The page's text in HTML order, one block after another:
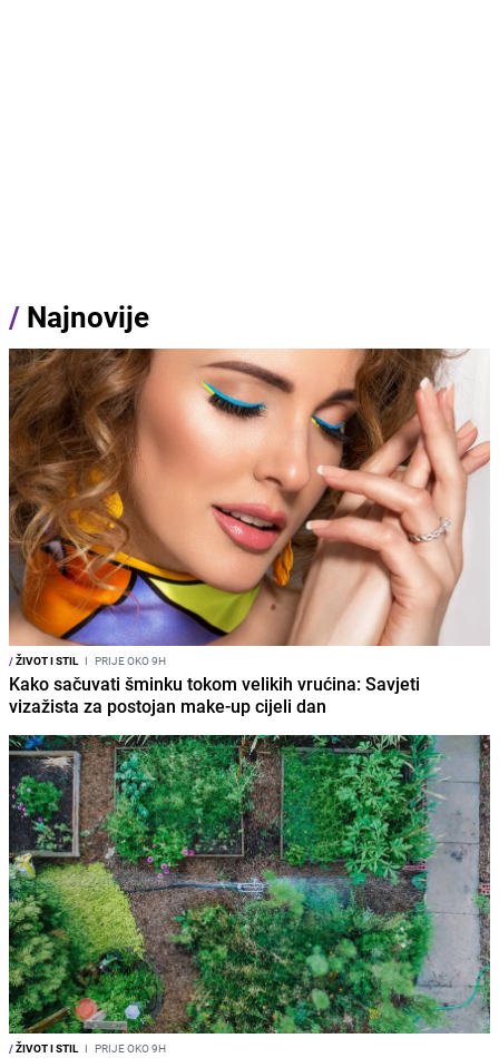
/ Najnovije
/ŽIVOT I STIL I PRIJE OKO 9H
Kako sačuvati šminku tokom velikih vrućina: Savjeti
vizažista za postojan make-up cijeli dan
/ŽIVOT I STIL I PRIJE OKO 9H